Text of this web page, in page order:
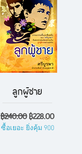
ลูกผู้ชาย
ราคาปกติ
฿240.00ราคาขายลด
฿228.00
ซื้อเยอะ ยิ่งคุ้ม 900